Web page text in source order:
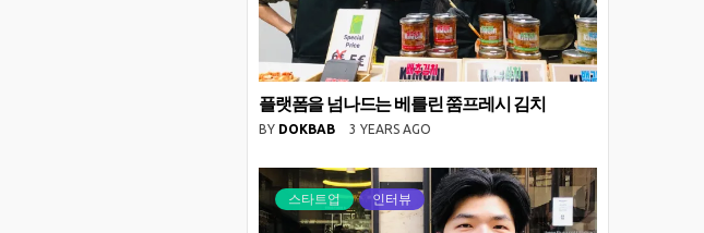
플랫폼을 넘나드는 베를린 쭘프레시 김치
BY DOKBAB 3 YEARS AGO
스타트업 인터뷰